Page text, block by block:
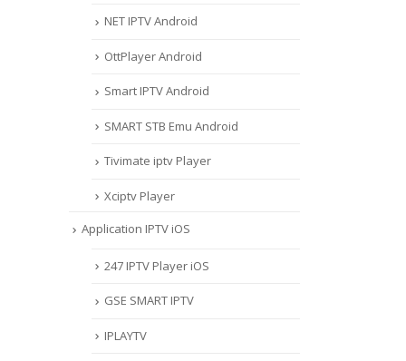
NET IPTV Android
OttPlayer Android
Smart IPTV Android
SMART STB Emu Android
Tivimate iptv Player
Xciptv Player
Application IPTV iOS
247 IPTV Player iOS
‎GSE SMART IPTV
IPLAYTV